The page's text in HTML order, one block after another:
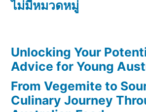
ไม่มีหมวดหมู่
Unlocking Your
Advice for Young
From Vegemite to
Culinary Journey